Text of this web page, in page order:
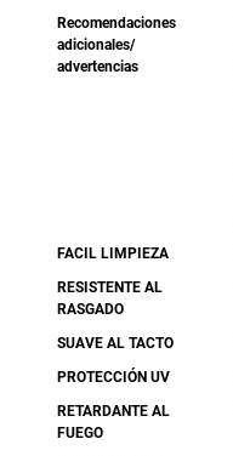
Recomendaciones
adicionales/
advertencias
FACIL LIMPIEZA
RESISTENTE AL
RASGADO
SUAVE AL TACTO
PROTECCIÓN UV
RETARDANTE AL
FUEGO